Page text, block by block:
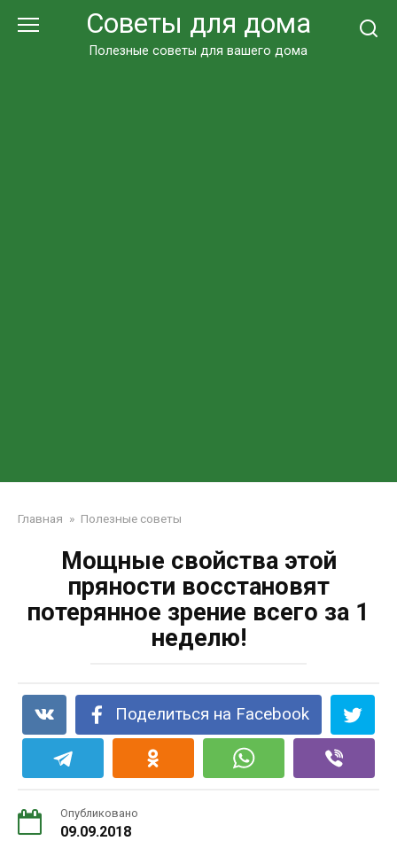
Советы для дома
Полезные советы для вашего дома
Главная » Полезные советы
Мощные свойства этой
пряности восстановят
потерянное зрение всего за 1
неделю!
Поделиться на Facebook
Опубликовано
09.09.2018